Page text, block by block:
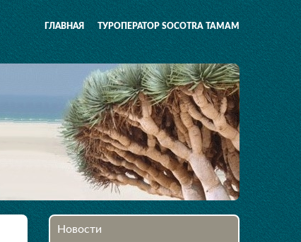
ГЛАВНАЯ ТУРОПЕРАТОР SOCOTRA TAMAM
Новости